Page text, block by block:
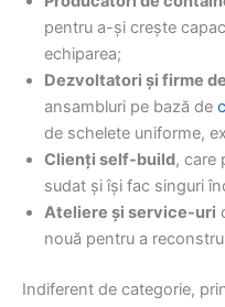
pentru a-și crește
echiparea;
Dezvoltatori și firme
ansambluri pe bază de
de schelete uniforme,
Clienți self-build, care
sudat și își fac singuri
Ateliere și service-uri
nouă pentru a
Indiferent de categorie,